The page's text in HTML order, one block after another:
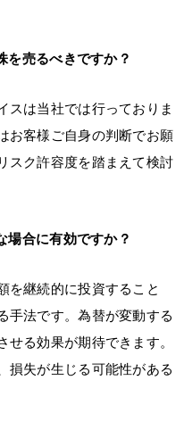
を売るべきですか？
スは当社では行っておりま
お客様ご自身の判断でお願
スク許容度を踏まえて検討
場合に有効ですか？
を継続的に投資すること
手法です。為替が変動する
る効果が期待できます。
損失が生じる可能性がある